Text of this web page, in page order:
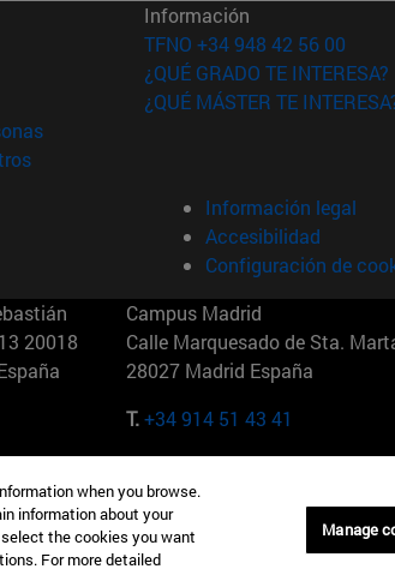
nueva ventana)
ventana)
en nueva ventana)
(abre en nueva ventana)
(abre en nueva ventana)
Información
TFNO +34 948 42 56 00
¿QUÉ GRADO TE INTERESA?
¿QUÉ MÁSTER TE
Información legal
Accesibilidad
Configuración de
20018
Campus Madrid
Calle Marquesado de Sta.
28027 Madrid España
T.+34 914 51 43 41
Nueva York Maria-Theresia-Straße 15 81675
Múnich Alemania
when you browse.
information about your
the cookies you want
For more detailed
Manage